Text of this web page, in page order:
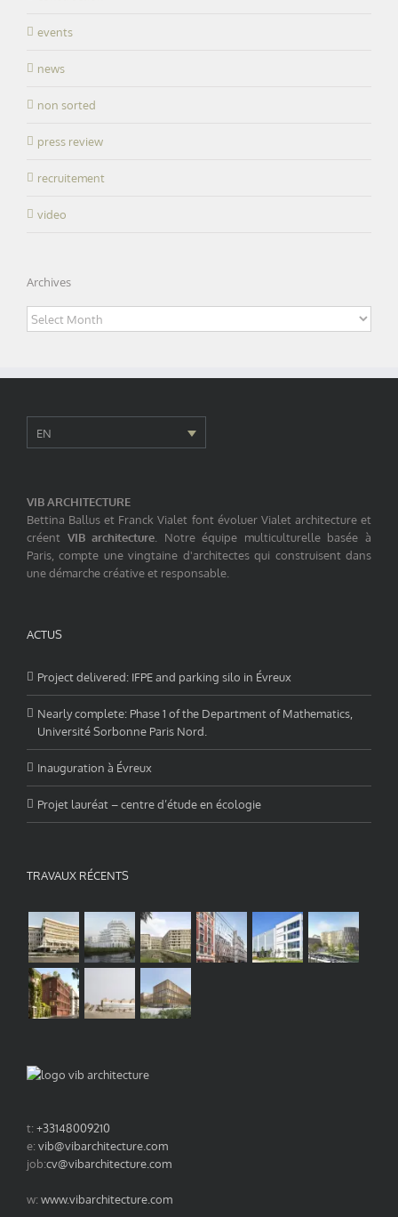
events
news
non sorted
press review
recruitement
video
Archives
Archives
EN
VIB ARCHITECTURE
Bettina Ballus et Franck Vialet font évoluer Vialet architecture et
créent VIB architecture . Notre équipe multiculturelle basée à
Paris, compte une vingtaine d'architectes qui construisent dans
une démarche créative et responsable.
ACTUS
Project delivered: IFPE and parking silo in Évreux
Nearly complete: Phase 1 of the Department of Mathematics,
Université Sorbonne Paris Nord.
Inauguration à Évreux
Projet lauréat – centre d’étude en écologie
TRAVAUX RÉCENTS
t: +33148009210
e: vib@vibarchitecture.com
job:cv@vibarchitecture.com
w: www.vibarchitecture.com